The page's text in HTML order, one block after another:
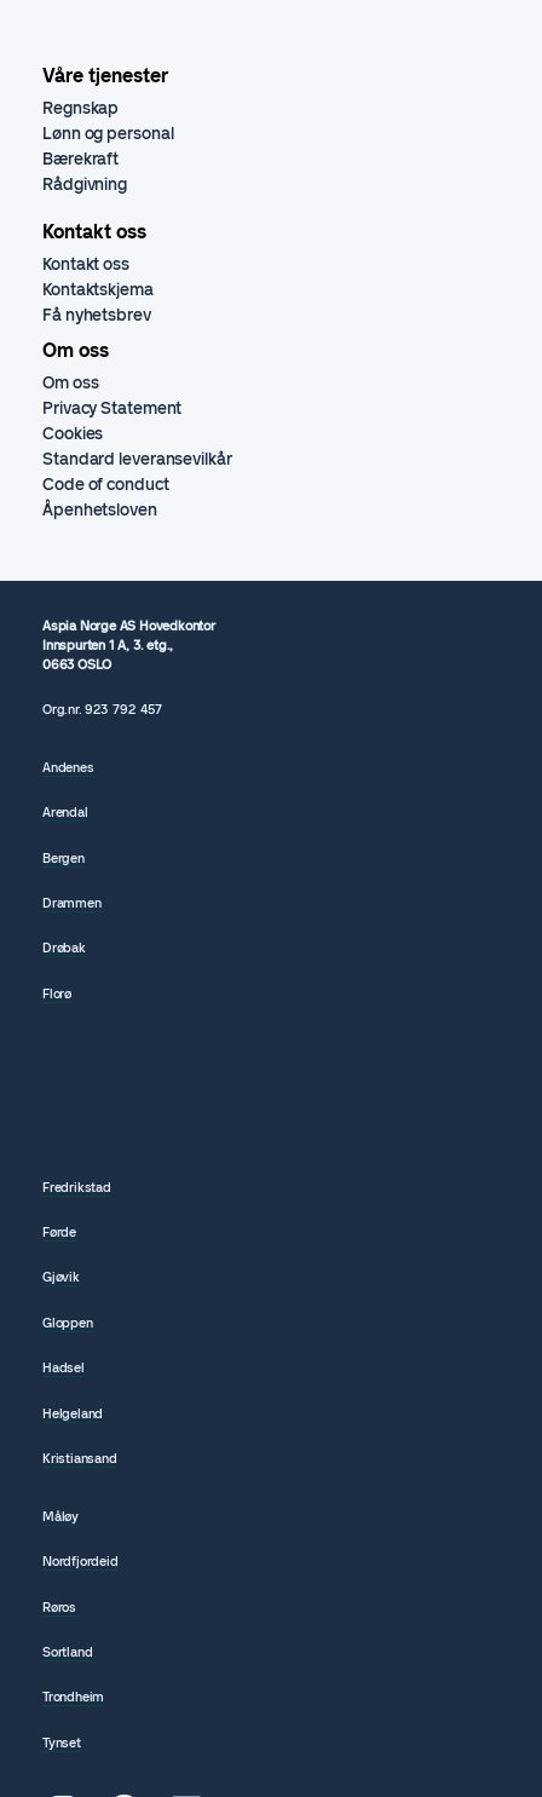
Våre tjenester
Regnskap
Lønn og personal
Bærekraft
Rådgivning
Kontakt oss
Kontakt oss
Kontaktskjema
Få nyhetsbrev
Om oss
Om oss
Privacy Statement
Cookies
Standard leveransevilkår
Code of conduct
Åpenhetsloven
Aspia Norge AS Hovedkontor
Innspurten 1 A, 3. etg.,
0663 OSLO
Org.nr.923 792457
Andenes
Arendal
Bergen
Drammen
Drøbak
Florø
Fredrikstad
Førde
Gjøvik
Gloppen
Hadsel
Helgeland
Kristiansand
Måløy
Nordfjordeid
Røros
Sortland
Trondheim
Tynset